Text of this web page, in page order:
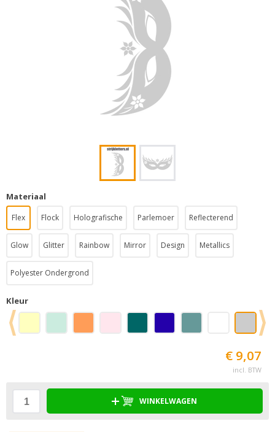
Materiaal
Flex Flock Holografische Parlemoer Reflecterend
Glow Glitter Rainbow Mirror Design Metallics
Polyester Ondergrond
Kleur
€ 9,07
incl. BTW
WINKELWAGEN